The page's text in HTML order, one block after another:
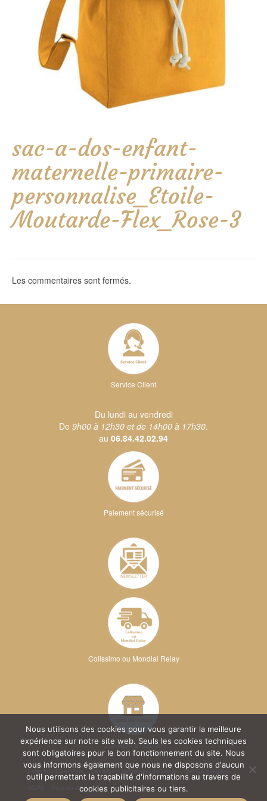
sac-a-dos-enfant-
maternelle-primaire-
personnalise_Etoile-
Moutarde-Flex_Rose-3
Les commentaires sont fermés.
Service Client
Du lundi au vendredi
De 9h00 à 12h30 et de 14h00 à 17h30.
au 06.84.42.02.94
Paiement sécurisé
Colissimo ou Mondial Relay
Sur RDV à l'atelier
Conditions Générales de Vente
Mentions légales
Plan du site
Nous utilisons des cookies pour vous garantir la meilleure
expérience sur notre site web. Seuls les cookies techniques
sont obligatoires pour le bon fonctionnement du site. Nous
vous informons également que nous ne disposons d'aucun
outil permettant la traçabilité d'informations au travers de
cookies publicitaires ou tiers.